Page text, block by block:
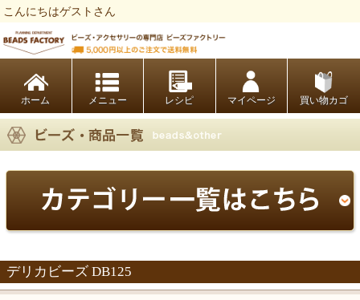
こんにちはゲストさん
ホーム レシピ マイページ 買い物カゴ
デリカビーズ DB125